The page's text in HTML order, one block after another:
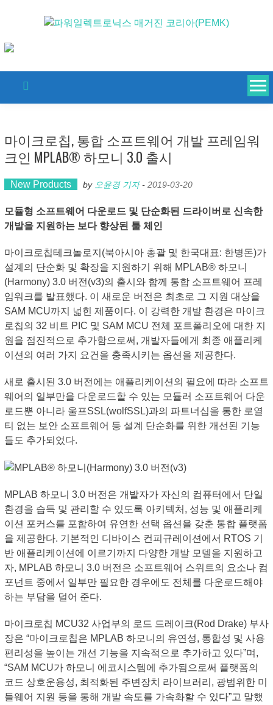
마이크로칩, 통합 소프트웨어 개발 프레임워
크인 MPLAB® 하모니 3.0 출시
New Products by 오윤경 기자- 2019-03-20
모듈형 소프트웨어 다운로드 및 단순화된 드라이버로 신속한
개발을 지원하는 보다 향상된 툴 체인
마이크로칩테크놀로지(북아시아 총괄 및 한국대표: 한병돈)가
설계의 단순화 및 확장을 지원하기 위해 MPLAB® 하모니
(Harmony) 3.0 버전(v3)의 출시와 함께 통합 소프트웨어 프레
임워크를 발표했다. 이 새로운 버전은 최초로 그 지원 대상을
SAM MCU까지 넓힌 제품이다. 이 강력한 개발 환경은 마이크
로칩의 32 비트 PIC 및 SAM MCU 전체 포트폴리오에 대한 지
원을 점진적으로 추가함으로써, 개발자들에게 최종 애플리케
이션의 여러 가지 요건을 충족시키는 옵션을 제공한다.
새로 출시된 3.0 버전에는 애플리케이션의 필요에 따라 소프트
웨어의 일부만을 다운로드할 수 있는 모듈러 소프트웨어 다운
로드뿐 아니라 울프SSL(wolfSSL)과의 파트너십을 통한 로열
티 없는 보안 소프트웨어 등 설계 단순화를 위한 개선된 기능
들도 추가되었다.
MPLAB 하모니 3.0 버전은 개발자가 자신의 컴퓨터에서 단일
환경을 습득 및 관리할 수 있도록 아키텍처, 성능 및 애플리케
이션 포커스를 포함하여 유연한 선택 옵션을 갖춘 통합 플랫폼
을 제공한다. 기본적인 디바이스 컨피규레이션에서 RTOS 기
반 애플리케이션에 이르기까지 다양한 개발 모델을 지원하고
자, MPLAB 하모니 3.0 버전은 소프트웨어 스위트의 요소나 컴
포넌트 중에서 일부만 필요한 경우에도 전체를 다운로드해야
하는 부담을 덜어 준다.
마이크로칩 MCU32 사업부의 로드 드레이크(Rod Drake) 부사
장은 “마이크로칩은 MPLAB 하모니의 유연성, 통합성 및 사용
편리성을 높이는 개선 기능을 지속적으로 추가하고 있다”며,
“SAM MCU가 하모니 에코시스템에 추가됨으로써 플랫폼의
코드 상호운용성, 최적화된 주변장치 라이브러리, 광범위한 미
들웨어 지원 등을 통해 개발 속도를 가속화할 수 있다”고 말했